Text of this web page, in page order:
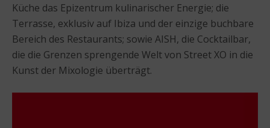
Küche das Epizentrum kulinarischer Energie; die
Terrasse, exklusiv auf Ibiza und der einzige buchbare
Bereich des Restaurants; sowie AISH, die Cocktailbar,
die die Grenzen sprengende Welt von Street XO in die
Kunst der Mixologie überträgt.